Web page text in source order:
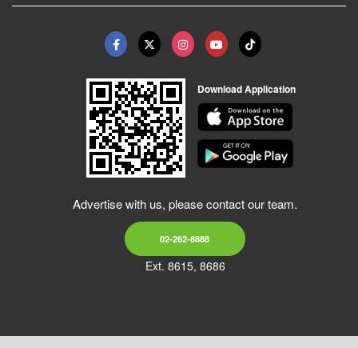
Download Application
Advertise with us, please contact our team.
02-262-8888
Ext. 8615, 8686